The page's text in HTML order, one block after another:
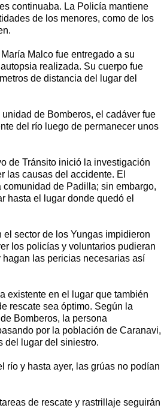
continuaba. La Policía mantiene
de los menores, como de los
Malco fue entregado a su
realizada. Su cuerpo fue
de distancia del lugar del
de Bomberos, el cadáver fue
del río luego de permanecer unos
de Tránsito inició la investigación
las causas del accidente. El
de Padilla; sin embargo,
hasta el lugar donde quedó el
el sector de los Yungas impidieron
los policías y voluntarios pudieran
hagan las pericias necesarias así
existente en el lugar que también
rescate sea óptimo. Según la
Bomberos, la persona
por la población de Caranavi,
del lugar del siniestro.
río y hasta ayer, las grúas no podían
de rescate y rastrillaje seguirán